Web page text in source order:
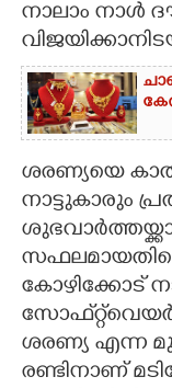
നാലാം നാൾ
ശരണ്യയെ
നാട്ടുകാരും
കോഴിക്കോട്
ശരണ്യ എന്ന
രണ്ടിനാണ്